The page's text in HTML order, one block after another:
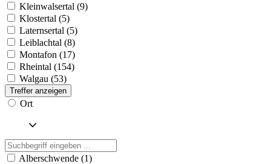
Kleinwalsertal (9)
Klostertal (5)
Laternsertal (5)
Leiblachtal (8)
Montafon (17)
Rheintal (154)
Walgau (53)
Treffer anzeigen
Ort
Alberschwende (1)